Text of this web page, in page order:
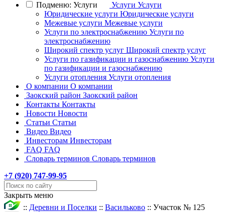
Подменю: Услуги
Услуги Услуги
Юридические услуги Юридические услуги
Межевые услуги Межевые услуги
Услуги по электроснабжению Услуги по
электроснабжению
Широкий спектр услуг Широкий спектр услуг
Услуги по газификации и газоснабжению Услуги
по газификации и газоснабжению
Услуги отопления Услуги отопления
О компании О компании
Заокский район Заокский район
Контакты Контакты
Новости Новости
Статьи Статьи
Видео Видео
Инвесторам Инвесторам
FAQ FAQ
Словарь терминов Словарь терминов
+7 (920) 747-99-95
Закрыть меню
:: Деревни и Поселки :: Васильково :: Участок № 125